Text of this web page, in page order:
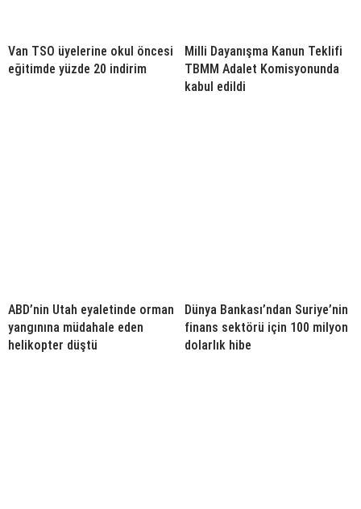
Van TSO üyelerine okul öncesi
eğitimde yüzde 20 indirim
Milli Dayanışma Kanun Teklifi
TBMM Adalet Komisyonunda
kabul edildi
ABD’nin Utah eyaletinde orman
yangınına müdahale eden
helikopter düştü
Dünya Bankası’ndan Suriye’nin
finans sektörü için 100 milyon
dolarlık hibe